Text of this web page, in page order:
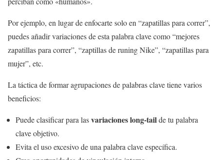
Por ejemplo, en lugar de enfocarte solo en “zapatillas para correr”,
puedes añadir variaciones de esta palabra clave como “mejores
zapatillas para correr”, “zaptillas de runing Nike”, “zapatillas para
mujer”, etc.
La táctica de formar agrupaciones de palabras clave tiene varios
beneficios:
Puede clasificar para lasvariaciones long-tailde tu palabra
clave objetivo.
Evita el uso excesivo de una palabra clave específica.